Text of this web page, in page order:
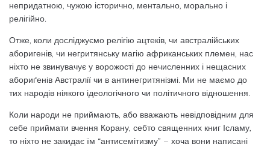
непридатною, чужою історично, ментально, морально і
релігійно.
Отже, коли досліджуємо релігію ацтеків, чи австралійських
аборигенів, чи негритянську магію африканських племен, нас
ніхто не звинувачує у ворожості до нечисленних і нещасних
абориґенів Австралії чи в антинегритянізмі. Ми не маємо до
тих народів ніякого ідеологічного чи політичного відношення.
Коли народи не приймають, або вважають невідповідним для
себе приймати вчення Корану, себто священних книг Ісламу,
то ніхто не закидає їм “антисемітизму” – хоча вони написані